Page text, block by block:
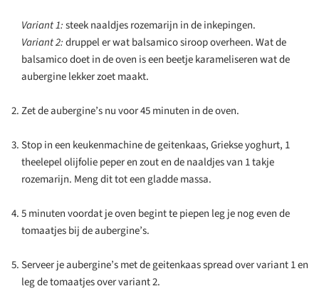
Variant 1:steek naaldjes rozemarijn in de inkepingen.
Variant 2:druppel er wat balsamico siroop overheen. Wat de
balsamico doet in de oven is een beetje karameliseren wat de
aubergine lekker zoet maakt.
Zet de aubergine’s nu voor 45 minuten in de oven.
Stop in een keukenmachine de geitenkaas, Griekse yoghurt, 1
theelepel olijfolie peper en zout en de naaldjes van 1 takje
rozemarijn. Meng dit tot een gladde massa.
5 minuten voordat je oven begint te piepen leg je nog even de
tomaatjes bij de aubergine’s.
Serveer je aubergine’s met de geitenkaas spread over variant 1 en
leg de tomaatjes over variant 2.